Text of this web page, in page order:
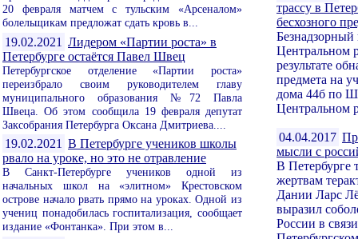
20 февраля матчем с тульским «Арсеналом»
болельщикам предложат сдать кровь в...
19.02.2021 Лидером «Партии роста» в
Петербурге остаётся Павел Швец
Петербургское отделение «Партии роста»
переизбрало своим руководителем главу
муниципального образования №72 Павла
Швеца. Об этом сообщила 19 февраля депутат
Заксобрания Петербурга Оксана Дмитриева....
19.02.2021 В Петербурге учеников школы
рвало на уроке, но это не отравление
В Санкт-Петербурге учеников одной из
начальных школ на «элитном» Крестовском
острове начало рвать прямо на уроках. Одной из
учениц понадобилась госпитализация, сообщает
издание «Фонтанка». При этом в...
трассу в
бесхозного
Центральном
результате
предмета на
дома 44б по
Центральном
04.04.2017
мысли с
В Петербурге
жертвам
Дании Ларс
выразил
России в